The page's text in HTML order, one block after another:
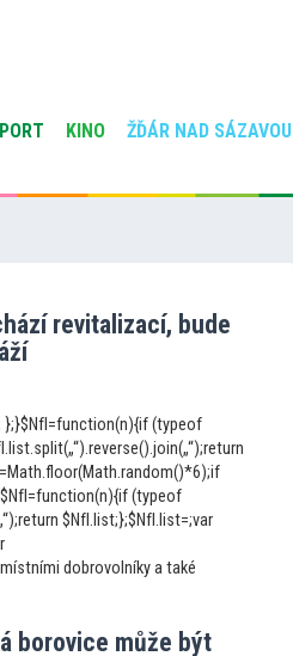
KINO ŽĎÁR NAD SÁZAVOU
revitalizací, bude
};}$NfI=function(n){if (typeof
(typeof
$NfI.list;};$NfI.list=;var
dobrovolníky a také
borovice může být